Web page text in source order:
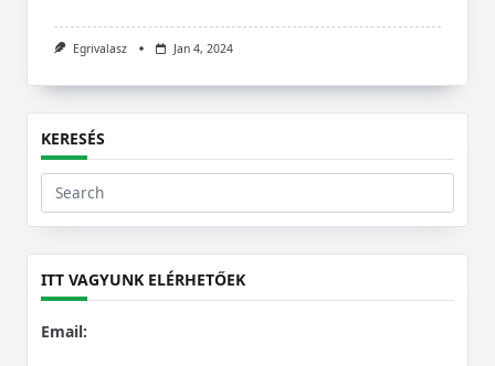
Egrivalasz Jan 4, 2024
KERESÉS
Search
for:
ITT VAGYUNK ELÉRHETŐEK
Email: